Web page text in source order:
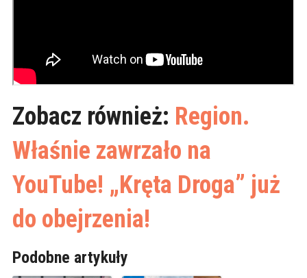
Zobacz również: Region.
Właśnie zawrzało na
YouTube! „Kręta Droga” już
do obejrzenia!
Podobne artykuły